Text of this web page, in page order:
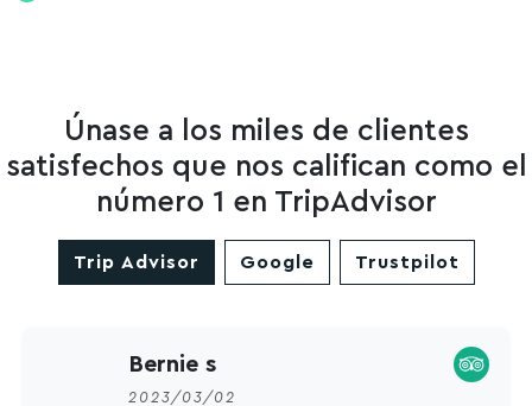
Únase a los miles de clientes
satisfechos que nos califican como el
número 1 en TripAdvisor
Trip Advisor Google Trustpilot
Bernie s
2023/03/02